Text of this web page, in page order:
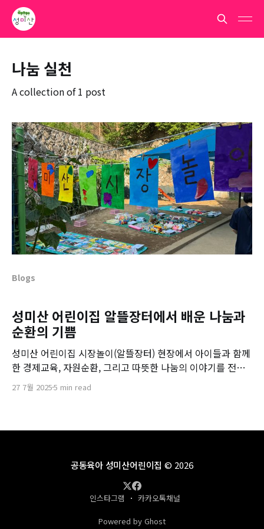
나눔 실천
A collection of 1 post
Blogs
성미산 어린이집 알뜰장터에서 배운 나눔과
순환의 기쁨
성미산 어린이집 시장놀이(알뜰장터) 현장에서 아이들과 함께
한 경제교육, 자원순환, 그리고 따뜻한 나눔의 이야기를 전합
니다.
27 7월 20255 min read
공동육아 성미산어린이집 © 2026
인스타그램 카카오톡채널
Powered by Ghost